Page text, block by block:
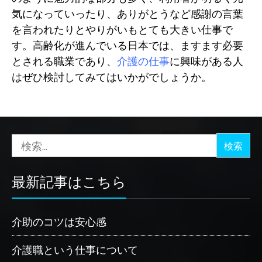
気になっていったり、ありがとうなど感謝の言葉
を言われたりとやりがいもとても大きい仕事で
す。高齢化が進んでいる日本では、ますます必要
とされる職業であり、 介護の仕事に興味がある人
はぜひ検討してみてはいかがでしょうか。
索:
最新記事はこちら
介助のコツは安心感
介護職という仕事について